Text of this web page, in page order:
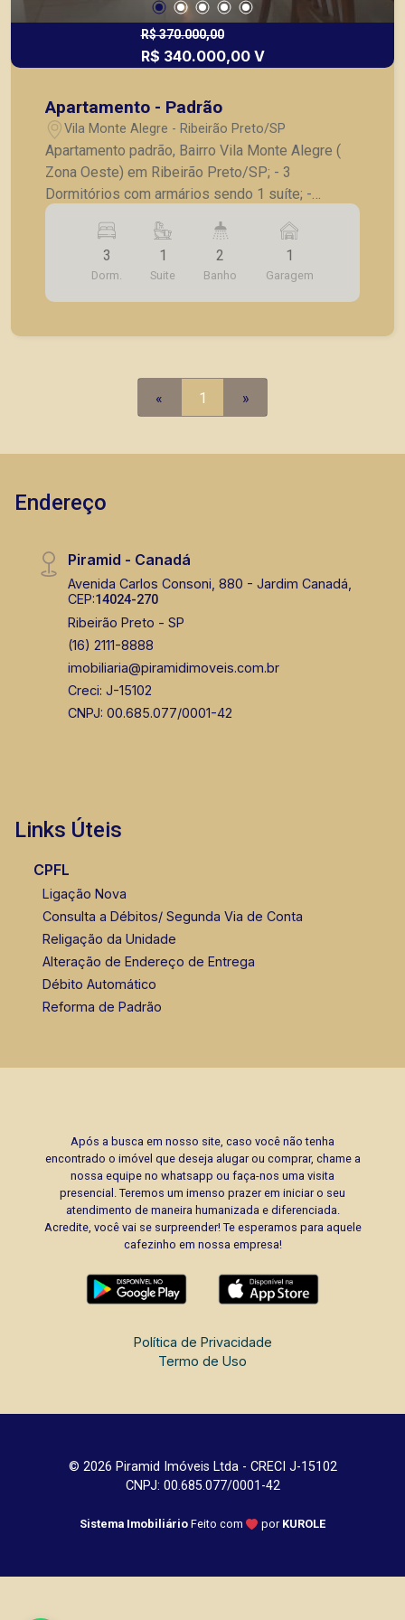
R$ 370.000,00
R$ 340.000,00 V
Apartamento - Padrão
Vila Monte Alegre - Ribeirão Preto/SP
Apartamento padrão, Bairro Vila Monte Alegre (
Zona Oeste) em Ribeirão Preto/SP; - 3
Dormitórios com armários sendo 1 suíte; -
Banheiro social completo; - Sala para 02
ambientes ampla; - Sacada; - Cozinha planejada; -
Lavanderia; - 1 Vaga de garagem. A Piramid tem
como objetivo atender seus clientes com
agilidade e segurança, em locação, vendas de
3
Dorm.
1
Suite
2
Banho
1
Garagem
« 1 »
Endereço
Piramid - Canadá
Avenida Carlos Consoni, 880 - Jardim Canadá,
CEP:14024-270
Ribeirão Preto - SP
(16) 2111-8888
imobiliaria@piramidimoveis.com.br
Creci: J-15102
CNPJ: 00.685.077/0001-42
Links Úteis
CPFL
Ligação Nova
Consulta a Débitos/ Segunda Via de Conta
Religação da Unidade
Alteração de Endereço de Entrega
Débito Automático
Reforma de Padrão
Após a busca em nosso site, caso você não tenha
encontrado o imóvel que deseja alugar ou comprar, chame a
nossa equipe no whatsapp ou faça-nos uma visita
presencial. Teremos um imenso prazer em iniciar o seu
atendimento de maneira humanizada e diferenciada.
Acredite, você vai se surpreender! Te esperamos para aquele
cafezinho em nossa empresa!
Política de Privacidade
Termo de Uso
© 2026 Piramid Imóveis Ltda - CRECI J-15102
CNPJ: 00.685.077/0001-42
Sistema Imobiliário Feito com por KUROLE